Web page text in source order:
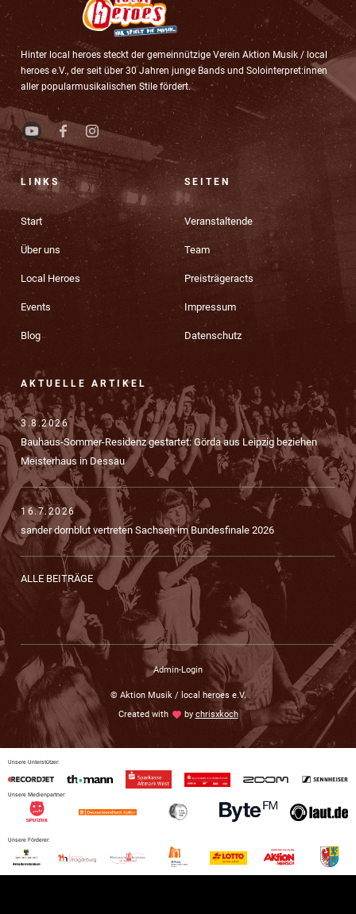
Hinter local heroes steckt der gemeinnützige Verein Aktion Musik / local
heroes e.V., der seit über 30 Jahren junge Bands und Solointerpret:innen
aller popularmusikalischen Stile fördert.
LINKS
Start
Über uns
Local Heroes
Events
Blog
SEITEN
Veranstaltende
Team
Preisträgeracts
Impressum
Datenschutz
AKTUELLE ARTIKEL
3.8.2026
Bauhaus-Sommer-Residenz gestartet: Görda aus Leipzig beziehen
Meisterhaus in Dessau
16.7.2026
sander dornblut vertreten Sachsen im Bundesfinale 2026
ALLE BEITRÄGE
Admin-Login
© Aktion Musik / local heroes e.V.
Created withlove by chrisxkoch
Unsere Unterstützer:
Unsere Medienpartner:
Unsere Förderer: